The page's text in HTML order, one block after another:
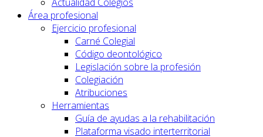
Área profesional
Ejercicio profesional
Carné Colegial
Código deontológico
Legislación sobre la profesión
Colegiación
Atribuciones
Herramientas
Guía de ayudas a la rehabilitación
Plataforma visado interterritorial